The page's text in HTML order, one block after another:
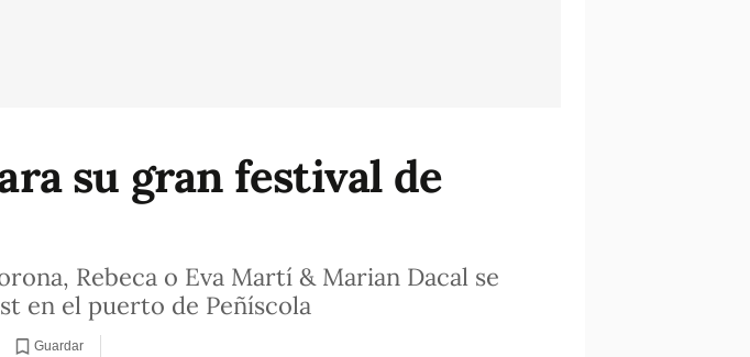
su gran festival de
Rebeca o Eva Martí & Marian Dacal se
en el puerto de Peñíscola
Guardar